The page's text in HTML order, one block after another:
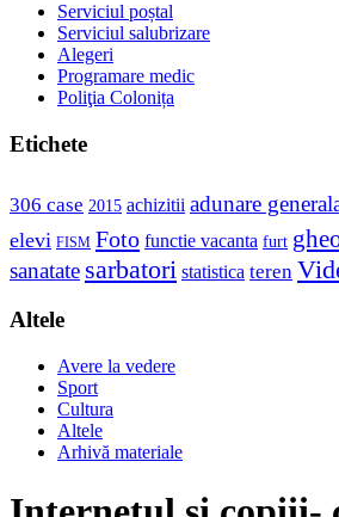
Serviciul poștal
Serviciul salubrizare
Alegeri
Programare medic
Poliţia Colonița
Etichete
306 case 2015 achizitii adunare
elevi FISM Foto functie vacanta furt
sanatate sarbatori statistica teren
Altele
Avere la vedere
Sport
Cultura
Altele
Arhivă materiale